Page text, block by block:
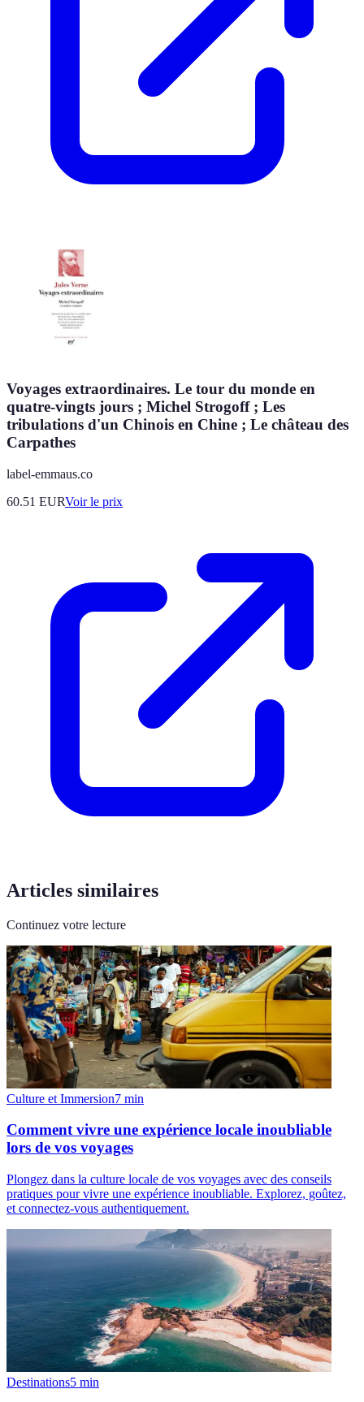
Voyages extraordinaires. Le tour du monde en
quatre-vingts jours ; Michel Strogoff ; Les
tribulations d'un Chinois en Chine ; Le château des
Carpathes
label-emmaus.co
60.51 EURVoir le prix
Articles similaires
Continuez votre lecture
Culture et Immersion7 min
Comment vivre une expérience locale inoubliable
lors de vos voyages
Plongez dans la culture locale de vos voyages avec des conseils
pratiques pour vivre une expérience inoubliable. Explorez, goûtez,
et connectez-vous authentiquement.
Destinations5 min